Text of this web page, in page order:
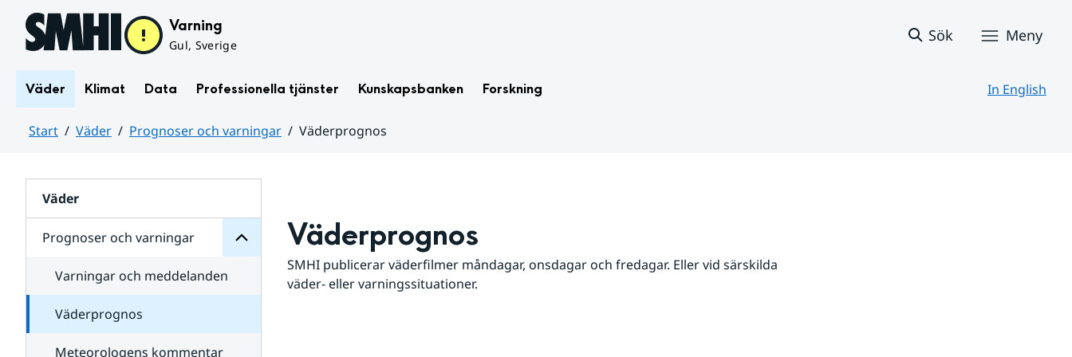
Hoppa till sidans innehåll Varning
Gul, Sverige
Sök Meny
Väder Klimat Data Professionella tjänster Kunskapsbanken Forskning In English
Start Väder Prognoser och varningar
Väderprognos
Väder
Prognoser och varningar
för
varningar
Varningar och meddelanden
Väderprognos
Meteorologens kommentar
Väderprognos
SMHI publicerar väderfilmer måndagar, onsdagar och fredagar. Eller vid särskilda
väder- eller varningssituationer.